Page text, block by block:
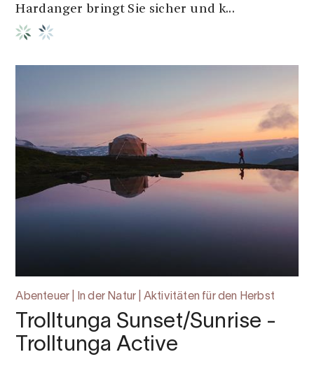
Hardanger bringt Sie sicher und k...
Abenteuer | In der Natur | Aktivitäten für den Herbst
Trolltunga Sunset/Sunrise -
Trolltunga Active